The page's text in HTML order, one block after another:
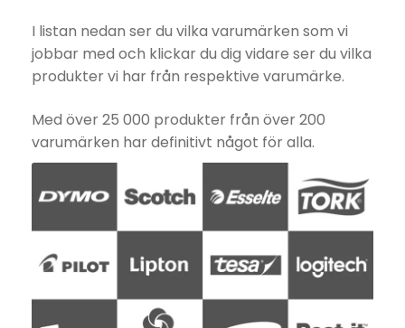
I listan nedan ser du vilka varumärken som vi
jobbar med och klickar du dig vidare ser du vilka
produkter vi har från respektive varumärke.
Med över 25 000 produkter från över 200
varumärken har definitivt något för alla.